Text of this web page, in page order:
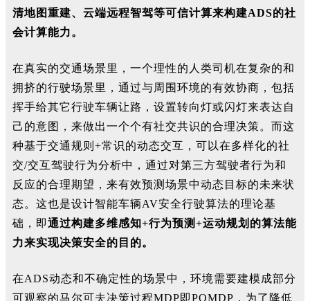
清地图重建、云端远程智驾等可信计算来构建ADS的社
会计算能力。
在真实的交通场景里，一个理性的人类司机在复杂的和
拥挤的行驶场景里，通过与周围环境的有效协商，包括
挥手给其它行驶车辆让路，设置转向灯或闪灯来表达自
己的意图，来做出一个个有社交共识的合理决策。而这
种基于交通规则+常识的动态交互，可以在多样化的社
交/交互驾驶行为分析中，通过对第三方驾驶者行为和
反应的合理期望，来有效预测场景中动态目标的未来状
态。这也是设计智能车辆AV安全行驶算法的理论基
础，即通过构建多维感知+行为预测+运动规划的算法能
力来实现决策安全的目的。
在ADS动态和不确定性的场景中，环境需要建模成部分
可观察的马尔可夫决策过程MDP即POMDP，为了降低